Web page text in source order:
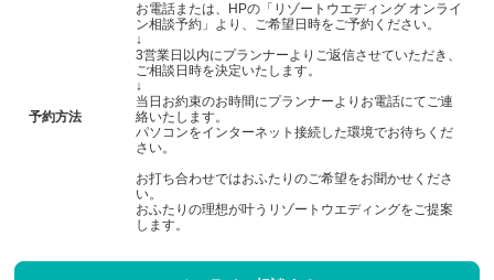
予約方法
お電話または、HPの「リゾートウエディング オンライ
ン相談予約」より、ご希望日時をご予約ください。
↓
3営業日以内にプランナーよりご返信させていただき、
ご相談日時を決定いたします。
↓
当日お約束のお時間にプランナーよりお電話にてご連
絡いたします。
パソコンをインターネット接続した環境でお待ちくだ
さい。
お打ち合わせではおふたりのご希望をお聞かせくださ
い。
おふたりの理想が叶うリゾートウエディングをご提案
します。